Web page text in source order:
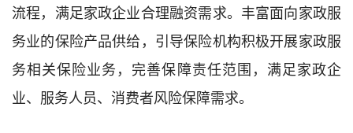
流程，满足家政企业合理融资需求。丰富面向家政服
务业的保险产品供给，引导保险机构积极开展家政服
务相关保险业务，完善保障责任范围，满足家政企
业、服务人员、消费者风险保障需求。